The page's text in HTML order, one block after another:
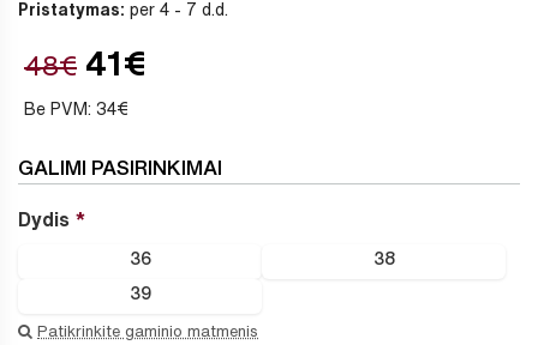
Pristatymas: per 4 - 7 d.d.
48€ 41€
Be PVM: 34€
GALIMI PASIRINKIMAI
Dydis
36 38
39
Patikrinkite gaminio matmenis